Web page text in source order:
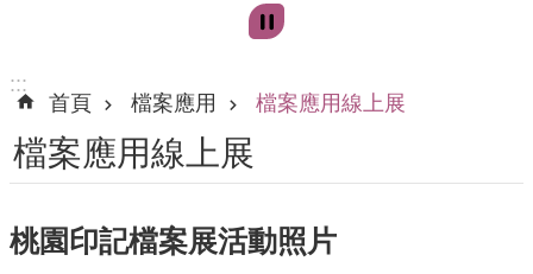
識
我
機
:::
首頁
檔案應用 檔案應用線上展
檔案應用線上展
桃園印記檔案展活動照片